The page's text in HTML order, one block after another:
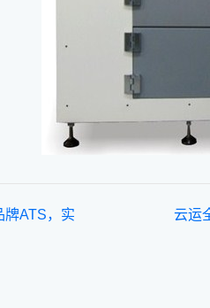
牌ATS，实 云运